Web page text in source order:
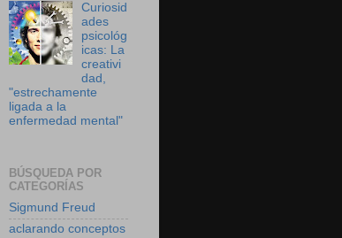
Curiosid
ades
psicológ
icas: La
creativi
dad,
"estrechamente
ligada a la
enfermedad mental"
BÚSQUEDA POR
CATEGORÍAS
Sigmund Freud
aclarando conceptos